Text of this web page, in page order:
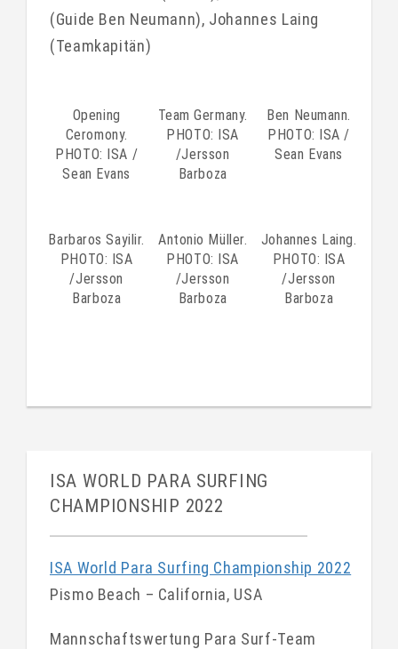
(Guide Ben Neumann), Johannes Laing
(Teamkapitän)
Opening
Ceromony.
PHOTO: ISA /
Sean Evans
Team Germany.
PHOTO: ISA
/Jersson
Barboza
Ben Neumann.
PHOTO: ISA /
Sean Evans
Barbaros Sayilir.
PHOTO: ISA
/Jersson
Barboza
Antonio Müller.
PHOTO: ISA
/Jersson
Barboza
Johannes Laing.
PHOTO: ISA
/Jersson
Barboza
ISA WORLD PARA SURFING
CHAMPIONSHIP 2022
ISA World Para Surfing Championship 2022
Pismo Beach – California, USA
Mannschaftswertung Para Surf-Team